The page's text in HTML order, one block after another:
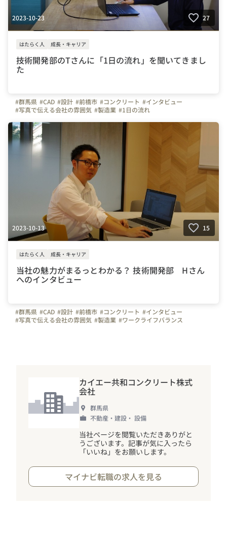
2023-10-23 27
はたらく人 成長・キャリア
技術開発部のTさんに「1日の流れ」を聞いてきまし
た
#群馬県 #CAD #設計 #前橋市 #コンクリート #インタビュー
#写真で伝える会社の雰囲気 #製造業 #1日の流れ
2023-10-13 15
はたらく人 成長・キャリア
当社の魅力がまるっとわかる？ 技術開発部 Hさん
へのインタビュー
#群馬県 #CAD #設計 #前橋市 #コンクリート #インタビュー
#写真で伝える会社の雰囲気 #製造業 #ワークライフバランス
カイエー共和コンクリート株式
会社
群馬県
不動産・建設・ 設備
当社ページを閲覧いただきありがと
うございます。記事が気に入ったら
「いいね」をお願いします。
マイナビ転職の求人を見る